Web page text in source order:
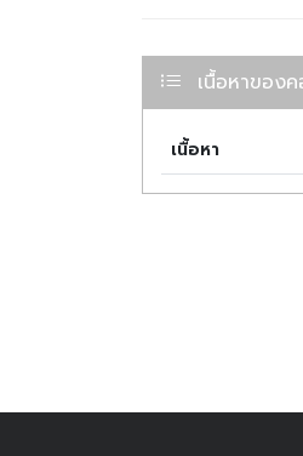
ศูนย์อบรม ThaiPFA ห
เนื้อหาของ
เนื้อหา